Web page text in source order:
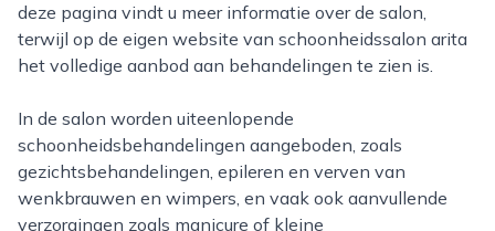
deze pagina vindt u meer informatie over de salon,
terwijl op de eigen website van schoonheidssalon arita
het volledige aanbod aan behandelingen te zien is.
In de salon worden uiteenlopende
schoonheidsbehandelingen aangeboden, zoals
gezichtsbehandelingen, epileren en verven van
wenkbrauwen en wimpers, en vaak ook aanvullende
verzorgingen zoals manicure of kleine